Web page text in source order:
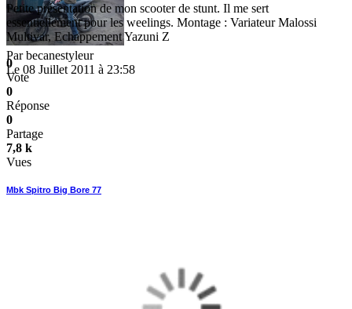
Parbecanestyleur
Le 08 Juillet 2011 à 23:58
Petite présentation de mon scooter de stunt. Il me sert
essentiellement pour les weelings. Montage : Variateur Malossi
Multivar, Echappement Yazuni Z
0
Vote
0
Réponse
0
Partage
7,8 k
Vues
Mbk Spitro Big Bore 77